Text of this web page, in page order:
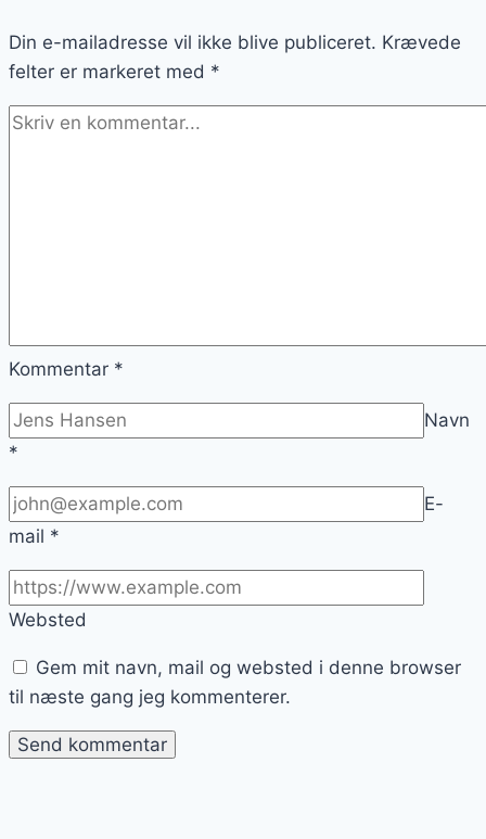
brunch
Din e-mailadresse vil ikke blive publiceret. Krævede
felter er markeret med *
Kommentar *
Navn
*
E-
mail *
Websted
Gem mit navn, mail og websted i denne browser
til næste gang jeg kommenterer.